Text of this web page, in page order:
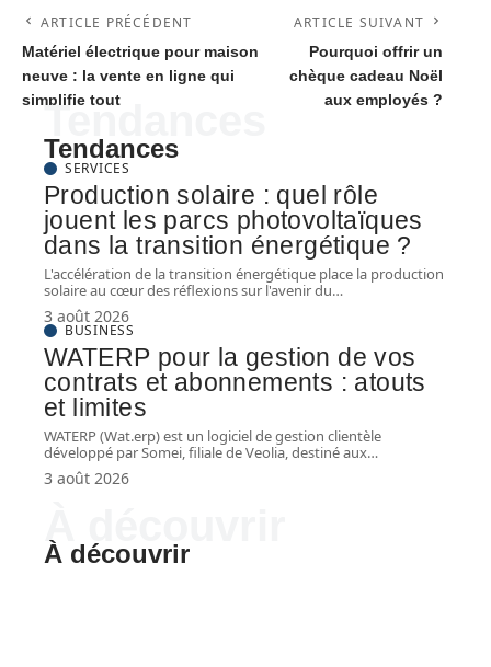
ARTICLE PRÉCÉDENT
Matériel électrique pour maison
neuve : la vente en ligne qui
simplifie tout
ARTICLE SUIVANT
Pourquoi offrir un
chèque cadeau Noël
aux employés ?
Tendances
Tendances
SERVICES
Production solaire : quel rôle
jouent les parcs photovoltaïques
dans la transition énergétique ?
L'accélération de la transition énergétique place la production
solaire au cœur des réflexions sur l'avenir du…
3 août 2026
BUSINESS
WATERP pour la gestion de vos
contrats et abonnements : atouts
et limites
WATERP (Wat.erp) est un logiciel de gestion clientèle
développé par Somei, filiale de Veolia, destiné aux…
3 août 2026
À découvrir